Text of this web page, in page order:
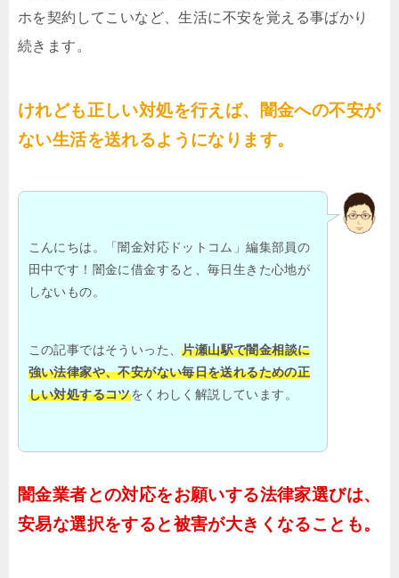
ホを契約してこいなど、生活に不安を覚える事ばかり
続きます。
けれども正しい対処を行えば、闇金への不安が
ない生活を送れるようになります。
こんにちは。「闇金対応ドットコム」編集部員の
田中です！闇金に借金すると、毎日生きた心地が
しないもの。
この記事ではそういった、片瀬山駅で闇金相談に
強い法律家や、不安がない毎日を送れるための正
しい対処するコツをくわしく解説しています。
闇金業者との対応をお願いする法律家選びは、
安易な選択をすると被害が大きくなることも。